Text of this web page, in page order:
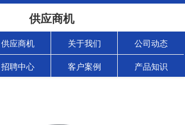
供应商机
供应商机 关于我们 公司动态
招聘中心 客户案例 产品知识